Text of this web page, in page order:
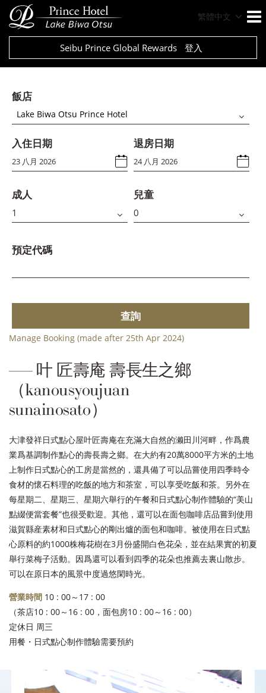
繁體中文
Seibu Prince Global Rewards 登入
飯店
Lake Biwa Otsu Prince Hotel
入住日期 退房日期
成人 兒童
預定代碼
查詢
Manage Booking (made after 25th Apr 2024)
叶 匠壽庵 壽長生之鄉
（kanousyoujuan
sunainosato）
大津發祥日式點心屋叶匠壽庵在充滿大自然的濑田川河畔，作爲農
業爲基調制作點心的壽長壽之鄉。在大約有20萬8000平方米的土地
上制作日式點心的工房是當然的，還具備了可以品嘗使用四季時令
食材的懷石料理的吃飯的地方和茶室，可以享受吃飯和茶。另外在
每星期二、星期三、星期六舉行的午餐和日式點心制作體驗的“美山
點綴便當套餐”也很受歡迎。其他，還可以在面包咖啡店品嘗到使用
滋賀縣産素材和日式點心的剛出爐的面包和咖啡。被使用在日式點
心原料的約1000株梅花樹在3月份盛開白色花朵，並在結果實的初夏
舉行菜梅子活動。因爲還可以看到四季的花朵也推薦去裏山散步。
可以在原日本的風景中度過悠閑時光。
營業時間 10 : 00～17 : 00
（茶店10 : 00～16 : 00，面包房10 : 00～16 : 00）
定休日 周三
用餐・日式點心制作體驗需要預約